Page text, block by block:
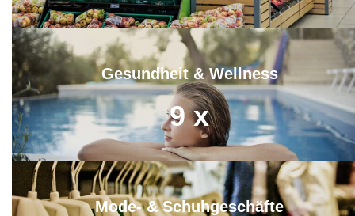
Gesundheit & Wellness
9 x
Mode- & Schuhgeschäfte